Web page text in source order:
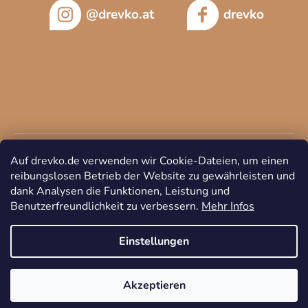
Auf drevko.de verwenden wir Cookie-Dateien, um einen
reibungslosen Betrieb der Website zu gewährleisten und
dank Analysen die Funktionen, Leistung und
Benutzerfreundlichkeit zu verbessern. Mehr Infos
Einstellungen
Akzeptieren
@drevko.at drevko
Erstellt von Shoptet
Copyright 2026DREVKO. Alle Rechte vorbehalten.